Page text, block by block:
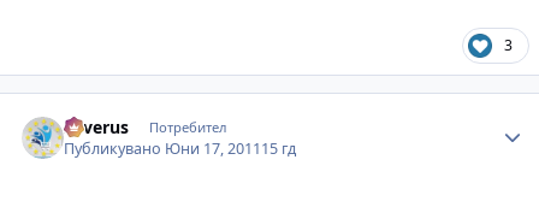
3
Severus Потребител
Публикувано Юни 17, 201115 гд